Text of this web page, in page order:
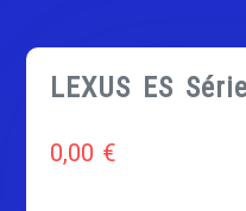
LEXUS ES
0,00 €